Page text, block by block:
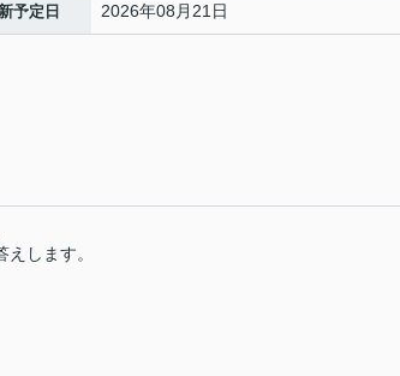
予定日 2026年08月21日
します。